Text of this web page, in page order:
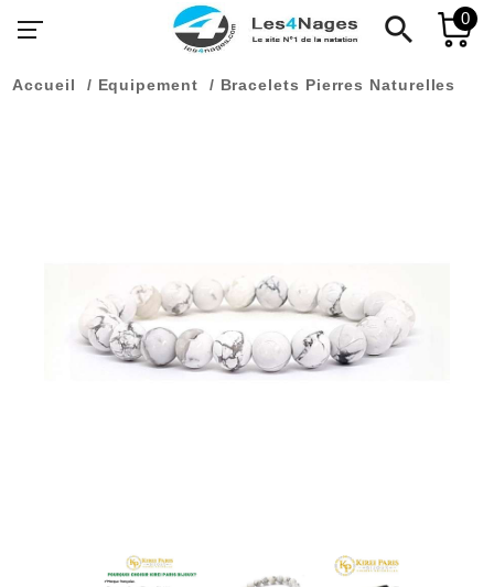
search 0
Accueil Equipement Bracelets Pierres Naturelles